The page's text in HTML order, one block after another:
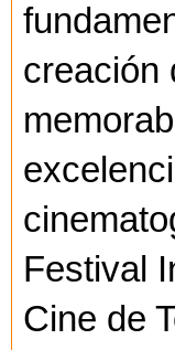
creación
Festival
Cine de